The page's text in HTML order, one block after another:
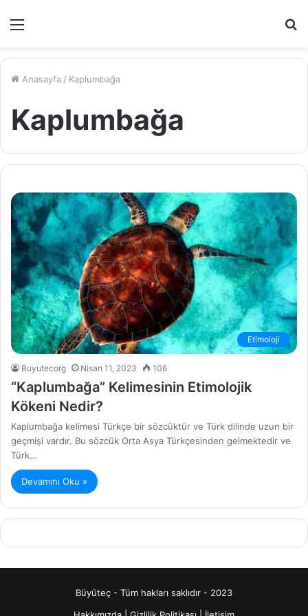
Menü
Anasayfa / Kaplumbağa
Kaplumbağa
Etimoloji
Buyutecorg Nisan 11, 2023 106
“Kaplumbağa” Kelimesinin Etimolojik
Kökeni Nedir?
Kaplumbağa kelimesi Türkçe bir sözcüktür ve Türk dilinde uzun bir
geçmişi vardır. Bu sözcük Orta Asya Türkçesinden gelmektedir ve
Türk…
Devamını Oku »
Büyüteç - Tüm hakları saklıdır - 2023